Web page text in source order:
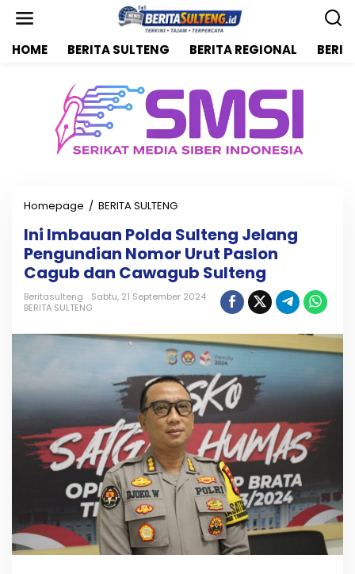
HOME BERITA SULTENG BERITA REGIONAL
Homepage / BERITA SULTENG
i
I
m
b
a
n
P
o
l
d
a
S
u
l
t
e
g
J
e
Ini Imbauan Polda Sulteng Jelang
Pengundian Nomor Urut Paslon
Cagub dan Cawagub Sulteng
Beritasulteng
Sabtu, 21 September 2024
BERITA SULTENG